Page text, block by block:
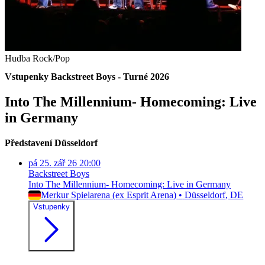
Hudba Rock/Pop
Vstupenky Backstreet Boys - Turné 2026
Into The Millennium- Homecoming: Live
in Germany
PředstaveníDüsseldorf
pá 25. zář 26 20:00
Backstreet Boys
Into The Millennium- Homecoming: Live in Germany
Merkur Spielarena (ex Esprit Arena) • Düsseldorf, DE
Vstupenky